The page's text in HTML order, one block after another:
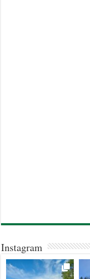
Instagram